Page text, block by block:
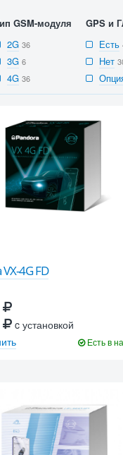
GSM-модуля
2G 36
3G 6
4G 36
GPS и
Есть
Нет
4G FD
c установкой
Есть в